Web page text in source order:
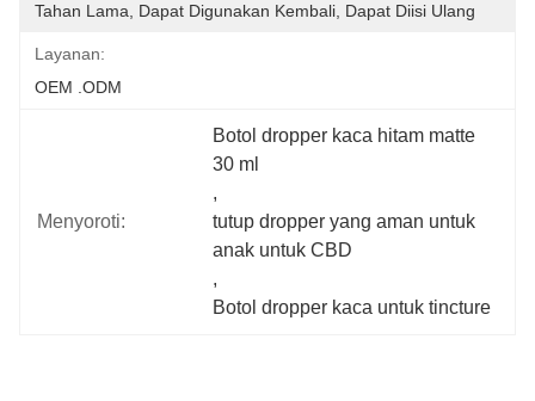
Tahan Lama, Dapat Digunakan Kembali, Dapat Diisi Ulang
Layanan:
OEM .ODM
Menyoroti:
Botol dropper kaca hitam matte
30 ml
,
tutup dropper yang aman untuk
anak untuk CBD
,
Botol dropper kaca untuk tincture